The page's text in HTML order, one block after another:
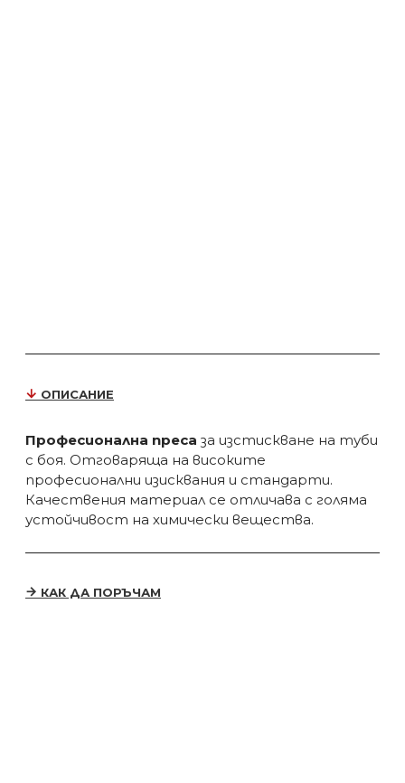
ОПИСАНИЕ
Професионална преса за изстискване на туби
с боя. Отговаряща на високите
професионални изисквания и стандарти.
Качествения материал се отличава с голяма
устойчивост на химически вещества.
КАК ДА ПОРЪЧАМ